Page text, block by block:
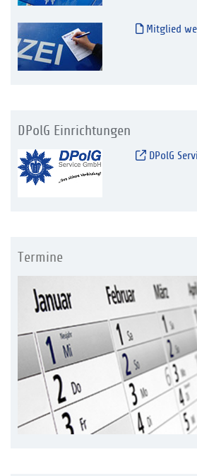
Mitglied
DPolG Einrichtungen
DPolG
Termine